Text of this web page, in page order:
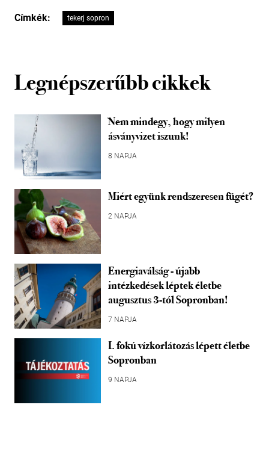
Címkék: tekerj sopron
Legnépszerűbb cikkek
Nem mindegy, hogy milyen
ásványvizet iszunk!
8 NAPJA
Miért együnk rendszeresen fügét?
2 NAPJA
Energiaválság - újabb
intézkedések léptek életbe
augusztus 3-tól Sopronban!
7 NAPJA
I. fokú vízkorlátozás lépett életbe
Sopronban
9 NAPJA